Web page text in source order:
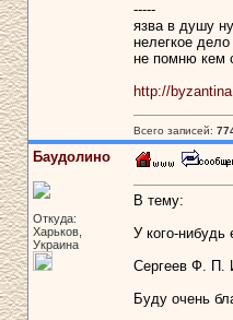
-----
язва в душу
нелегкое
не помню кем
http://
Всего записей:
Баудолино
Откуда:
Харьков,
Украина
В тему:
У кого-
Сергеев Ф. П.
Буду очень